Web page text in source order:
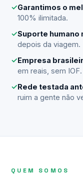
✓Garantimos o
100% ilimitada.
✓Suporte humano
depois da viagem.
✓Empresa
em reais, sem IOF.
✓Rede testada
ruim a gente não
QUEM SOMOS